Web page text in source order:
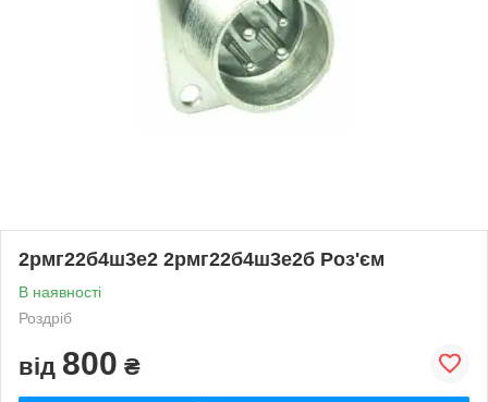
2рмг22б4ш3е2 2рмг22б4ш3е2б Роз'єм
В наявності
Роздріб
від 800 ₴